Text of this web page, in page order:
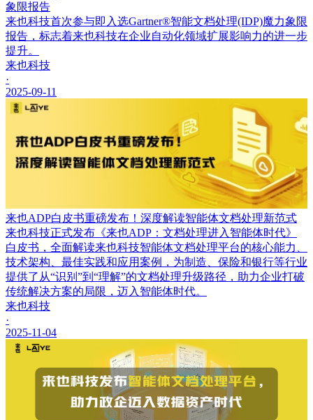
象限报告
来也科技首次参与即入选Gartner®智能文档处理(IDP)魔力象限
报告，标志着来也科技在企业自动化领域扩展影响力的进一步
提升。
来也科技
·
2025-09-11
来也ADP白皮书重磅发布！深度解读智能体文档处理新范式
来也科技正式发布《来也ADP：文档处理进入智能体时代》
白皮书，全面解读来也科技智能体文档处理平台的核心能力、
技术架构、最佳实践和应用案例，为制造、保险和银行等行业
提供了从“识别”到“理解”的文档处理升级路径，助力企业打破
传统解决方案的局限，迈入智能体时代。
来也科技
·
2025-11-04